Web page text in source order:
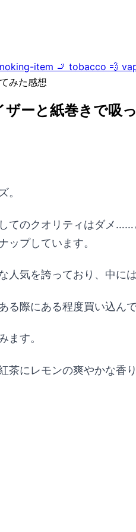
item 🚬 tobacco 💨
みた感想
ーと紙巻きで吸
。
てのクオリティはダメ
プしています。
気を誇っており、中に
際にある程度買い込ん
ます。
にレモンの爽やかな香